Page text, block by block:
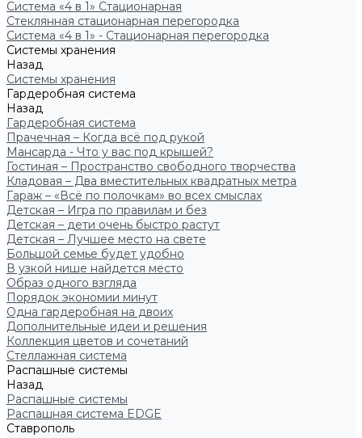
Система «4 в 1» Стационарная
Стеклянная стационарная перегородка
Система «4 в 1» - Стационарная перегородка
Системы хранения
Назад
Системы хранения
Гардеробная система
Назад
Гардеробная система
Прачечная – Когда всё под рукой
Мансарда - Что у вас под крышей?
Гостиная – Пространство свободного творчества
Кладовая – Два вместительных квадратных метра
Гараж – «Всё по полочкам» во всех смыслах
Детская – Игра по правилам и без
Детская – дети очень быстро растут
Детская – Лучшее место на свете
Большой семье будет удобно
В узкой нише найдется место
Образ одного взгляда
Порядок экономии минут
Одна гардеробная на двоих
Дополнительные идеи и решения
Коллекция цветов и сочетаний
Стеллажная система
Распашные системы
Назад
Распашные системы
Распашная система EDGE
Ставрополь